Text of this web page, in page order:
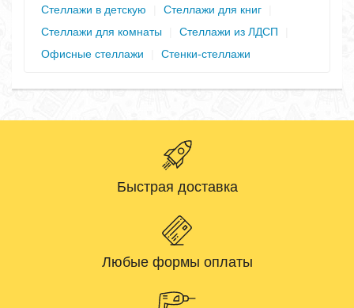
Стеллажи в детскую
Стеллажи для книг
Стеллажи для комнаты
Стеллажи из ЛДСП
Офисные стеллажи
Стенки-стеллажи
Быстрая доставка
Любые формы оплаты